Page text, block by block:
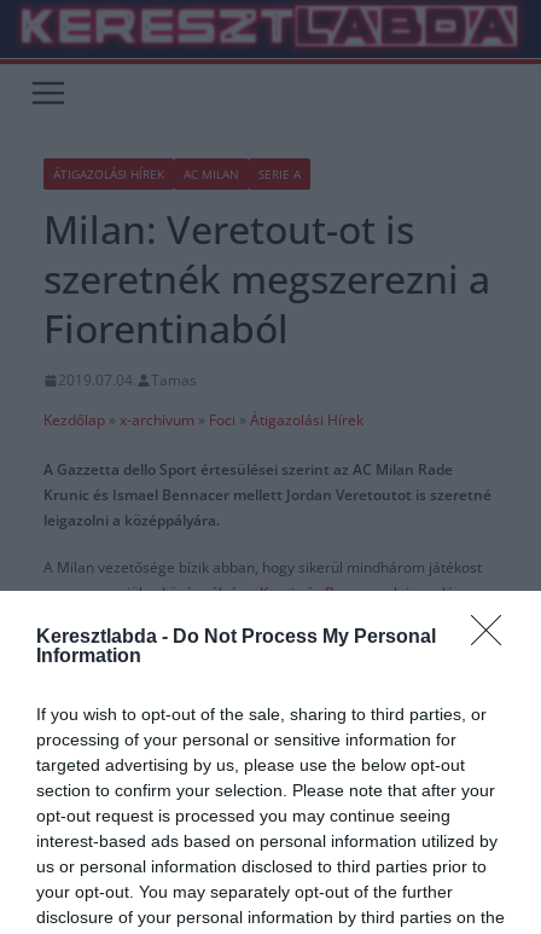
Keresztlabda - Do Not Process My Personal
Information
If you wish to opt-out of the sale, sharing to third parties, or
processing of your personal or sensitive information for
targeted advertising by us, please use the below opt-out
section to confirm your selection. Please note that after your
opt-out request is processed you may continue seeing
interest-based ads based on personal information utilized by
us or personal information disclosed to third parties prior to
your opt-out. You may separately opt-out of the further
disclosure of your personal information by third parties on the
Skip
content
ÁTIGAZOLÁSI HÍREK AC MILAN SERIE A
Milan: Veretout-ot is
szeretnék megszerezni a
Fiorentinaból
2019.07.04.
Tamas
Kezdőlap » x-archívum » Foci » Átigazolási Hírek
A Gazzetta dello Sport értesülései szerint az AC Milan Rade
Krunic és Ismael Bennacer mellett Jordan Veretoutot is szeretné
leigazolni a középpályára.
A Milan vezetősége bízik abban, hogy sikerül mindhárom játékost
megszerezniük a középpályára.Krunic és Bennacer leigazolása
, míg Veretoutért is megtették az ajánlatukat a
Fiorentinanak. Ezt több olasz forrás is megerősítette, közöttük a
Gazzetta és a Sportitalia is.
A Rossoneri 13 millió eurót plusz Lucas Biglia és Diego Laxalt
játékjogát ajánlotta Veretoutért. De a Milan mellett a Roma is
érdeklődik a játékos iránt. A Farkasok 18 millió eurót ajánlottak
érte, míg a francia játékosnak pedig 3 millió eurós éves fizetést.
A Fiorentina nem rég jelentette be hogy a 26 éves francia
középpályás szeretné elhagyni a klubot nyáron. Míg a Sportitalia
értesülései szerint nem is csatlakozik a csapathoz a felkészülési
szezonra.